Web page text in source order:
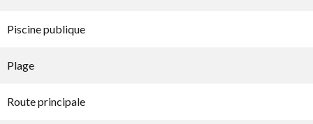
Piscine publique
Plage
Route principale